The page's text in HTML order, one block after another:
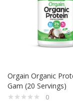
Orgain Organic
Gam (20 Servings)
0